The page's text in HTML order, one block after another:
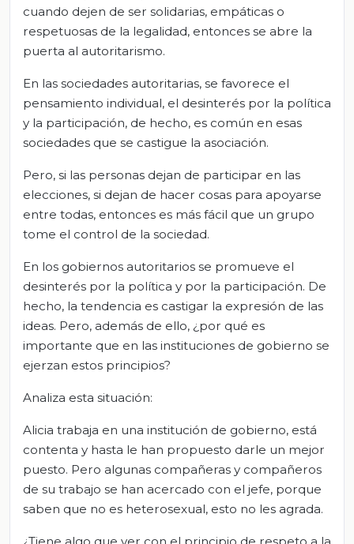
cuando dejen de ser solidarias, empáticas o
respetuosas de la legalidad, entonces se abre la
puerta al autoritarismo.
En las sociedades autoritarias, se favorece el
pensamiento individual, el desinterés por la política
y la participación, de hecho, es común en esas
sociedades que se castigue la asociación.
Pero, si las personas dejan de participar en las
elecciones, si dejan de hacer cosas para apoyarse
entre todas, entonces es más fácil que un grupo
tome el control de la sociedad.
En los gobiernos autoritarios se promueve el
desinterés por la política y por la participación. De
hecho, la tendencia es castigar la expresión de las
ideas. Pero, además de ello, ¿por qué es
importante que en las instituciones de gobierno se
ejerzan estos principios?
Analiza esta situación:
Alicia trabaja en una institución de gobierno, está
contenta y hasta le han propuesto darle un mejor
puesto. Pero algunas compañeras y compañeros
de su trabajo se han acercado con el jefe, porque
saben que no es heterosexual, esto no les agrada.